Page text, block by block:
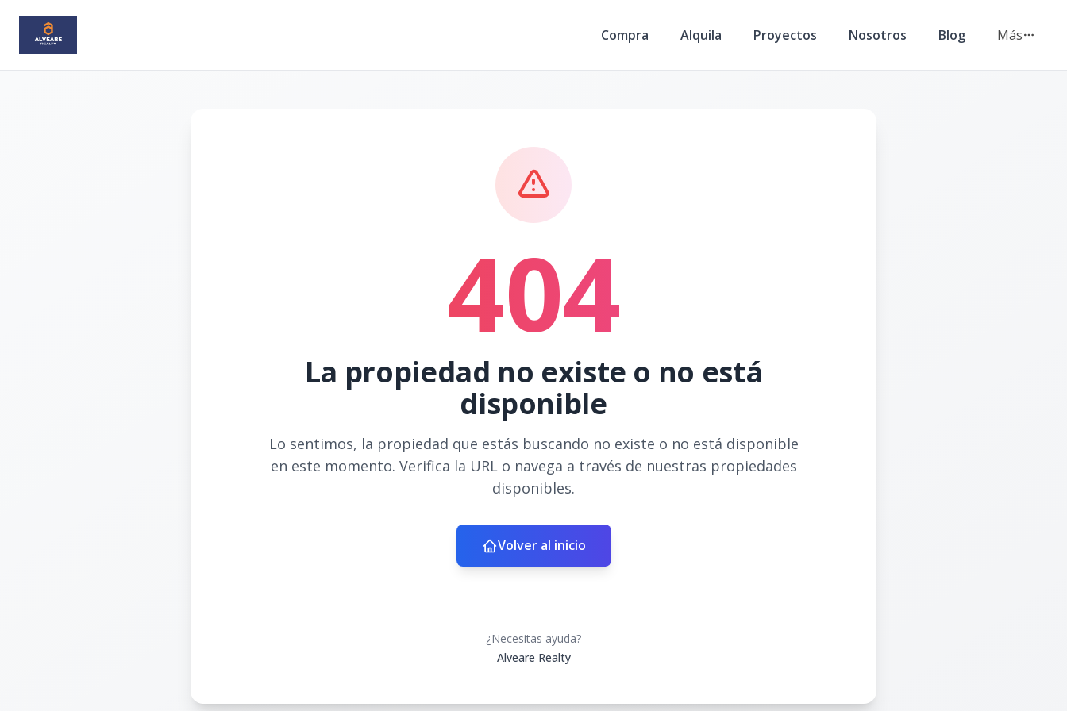
Compra Alquila Proyectos Nosotros Blog Más
404
La propiedad no existe o no está
disponible
Lo sentimos, la propiedad que estás buscando no existe o no está disponible
en este momento. Verifica la URL o navega a través de nuestras propiedades
disponibles.
Volver al inicio
¿Necesitas ayuda?
Alveare Realty